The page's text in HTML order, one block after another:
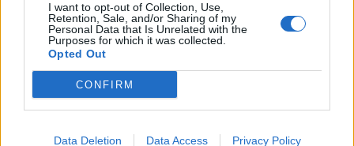
I want to opt-out of Collection, Use,
Retention, Sale, and/or Sharing of my
Personal Data that Is Unrelated with the
Purposes for which it was collected.
Opted Out
CONFIRM
Data Deletion Data Access Privacy Policy
Το άτιτλο έργο εντάσσεται στη σειρά prequel, η
οποία έκανε πρεμιέρα για πρώτη φορά το 2012, με
το «Προμηθέας» και ακολούθησε το «Alien: